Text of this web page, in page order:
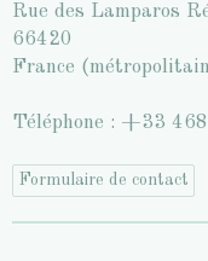
Rue des Lamparos
66420
France
Téléphone : +33
Formulaire de contact